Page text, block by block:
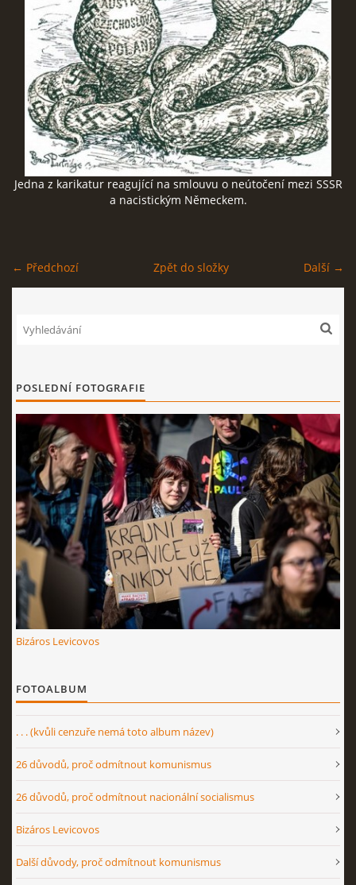
SOCIÁLNÍ SÍTĚ
© 2026 eStránky.cz |RSS
Jedna z karikatur reagující na smlouvu o neútočení mezi SSSR
a nacistickým Německem.
← Předchozí Další →
Zpět do složky
POSLEDNÍ FOTOGRAFIE
Bizáros Levicovos
FOTOALBUM
. . . (kvůli cenzuře nemá toto album název)
26 důvodů, proč odmítnout komunismus
26 důvodů, proč odmítnout nacionální socialismus
Bizáros Levicovos
Další důvody, proč odmítnout komunismus